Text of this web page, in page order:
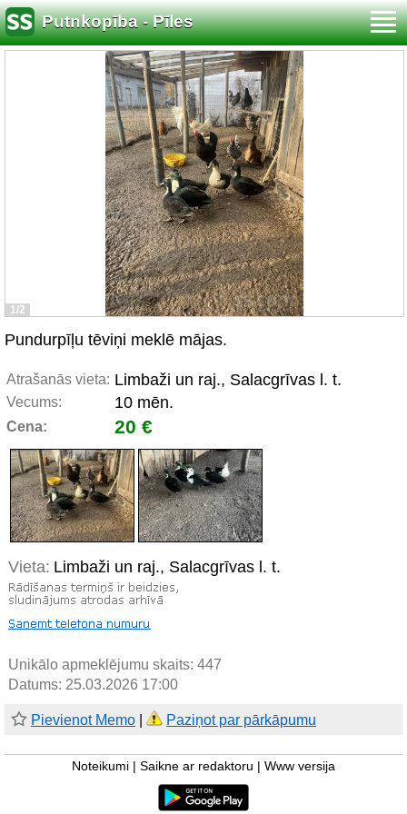
Putnkopība - Pīles
1/2
Pundurpīļu tēviņi meklē mājas.
Atrašanās vieta: Limbaži un raj., Salacgrīvas l. t.
Vecums: 10 mēn.
Cena: 20 €
Vieta: Limbaži un raj., Salacgrīvas l. t.
Unikālo apmeklējumu skaits: 447
Datums: 25.03.2026 17:00
Pievienot Memo Paziņot par pārkāpumu
Noteikumi Saikne ar redaktoru Www versija